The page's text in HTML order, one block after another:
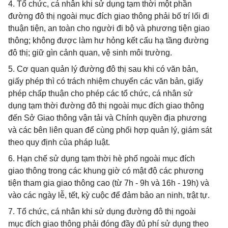
4. Tổ chức, cá nhân khi sử dụng tạm thời một phần
đường đô thị ngoài mục đích giao thông phải bố trí lối đi
thuận tiện, an toàn cho người đi bộ và phương tiện giao
thông; không được làm hư hỏng kết cấu hạ tầng đường
đô thị; giữ gìn cảnh quan, vệ sinh môi trường.
5. Cơ quan quản lý đường đô thị sau khi có văn bản,
giấy phép thì có trách nhiệm chuyển các văn bản, giấy
phép chấp thuận cho phép các tổ chức, cá nhân sử
dụng tạm thời đường đô thị ngoài mục đích giao thông
đến Sở Giao thông vận tải và Chính quyền địa phương
và các bên liên quan để cùng phối hợp quản lý, giám sát
theo quy định của pháp luật.
6. Hạn chế sử dụng tạm thời hè phố ngoài mục đích
giao thông trong các khung giờ có mật độ các phương
tiện tham gia giao thông cao (từ 7h - 9h và 16h - 19h) và
vào các ngày lễ, tết, kỳ cuộc để đảm bảo an ninh, trật tự.
7. Tổ chức, cá nhân khi sử dụng đường đô thị ngoài
mục đích giao thông phải đóng đầy đủ phí sử dụng theo